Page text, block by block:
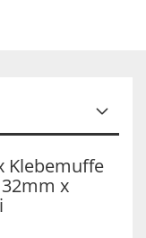
Klebemuffe
x